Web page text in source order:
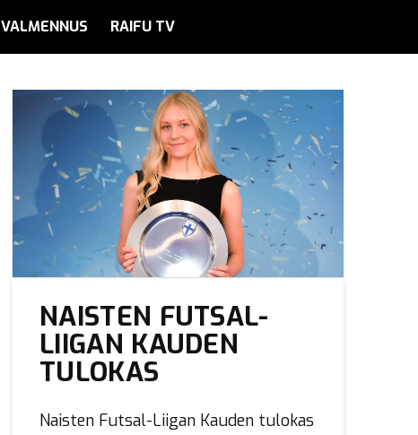
VALMENNUS RAIFU TV
NAISTEN FUTSAL-
LIIGAN KAUDEN
TULOKAS
Naisten Futsal-Liigan Kauden tulokas